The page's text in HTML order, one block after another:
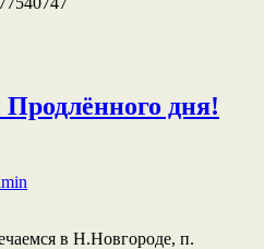
дня!
в Н.Новгороде, п.